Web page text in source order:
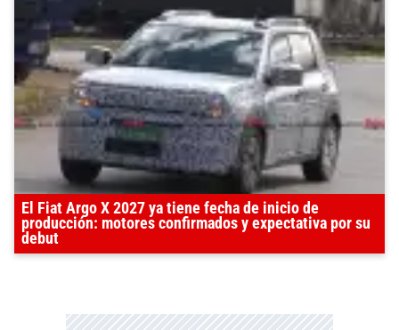
El Fiat Argo X 2027 ya tiene fecha de inicio de
producción: motores confirmados y expectativa por su
debut